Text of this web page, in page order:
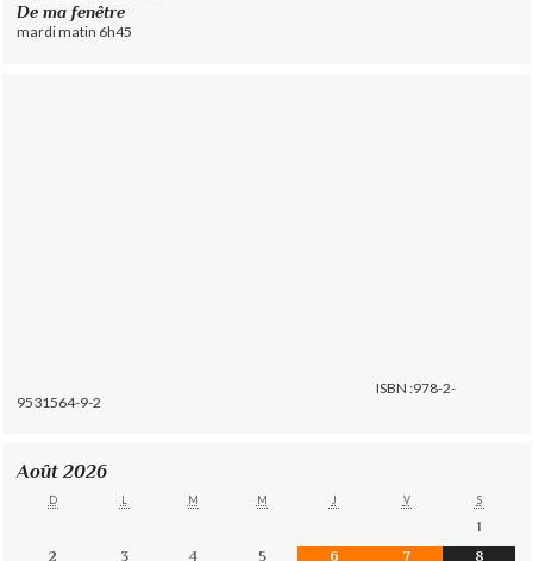
De ma fenêtre
mardi matin 6h45
ISBN :978-2-
9531564-9-2
Août 2026
D L M M J V S
1
2
3 4 5 6 7
8